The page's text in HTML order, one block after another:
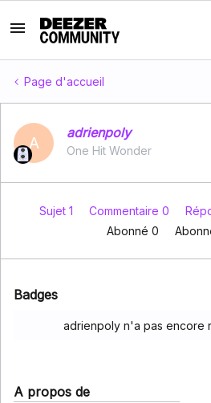
Page d'accueil
A
adrienpoly
One Hit Wonder
Sujet 1 Commentaire 0
Abonné 0
Badges
adrienpoly n'a pas encore
A propos de